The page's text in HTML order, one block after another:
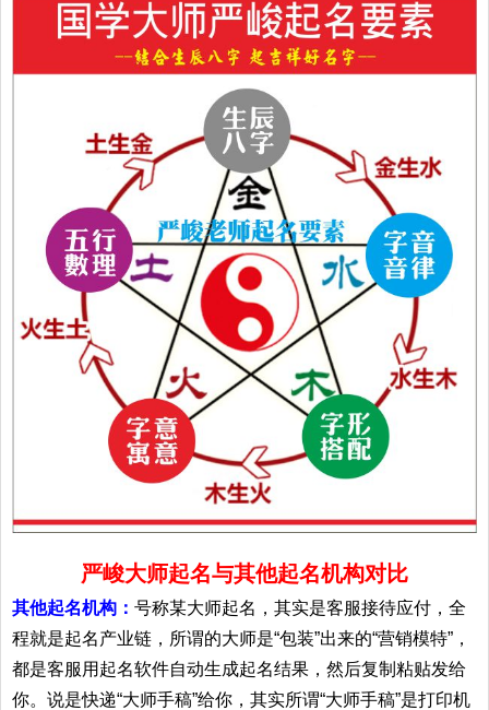
严峻大师起名与其他起名机构对比
其他起名机构： 号称某大师起名，其实是客服接待应付，全
程就是起名产业链，所谓的大师是“包装”出来的“营销模特”，
都是客服用起名软件自动生成起名结果，然后复制粘贴发给
你。说是快递“大师手稿”给你，其实所谓“大师手稿”是打印机